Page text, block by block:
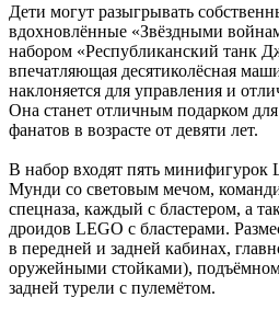
Дети могут разыгрывать
вдохновлённые «Звёздными
набором «Республиканский танк
впечатляющая десятиколёсная
наклоняется для управления и
Она станет отличным подарком
фанатов в возрасте от девяти лет.
В набор входят пять
Мунди со световым мечом,
спецназа, каждый с бластером, а
дроидов LEGO с бластерами.
в передней и задней кабинах,
оружейными стойками),
задней турели с пулемётом.